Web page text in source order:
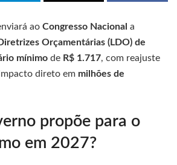
ao Congresso Nacional a
Orçamentárias (LDO) de
mínimo de R$ 1.717, com reajuste
direto em milhões de
propõe para o
em 2027?